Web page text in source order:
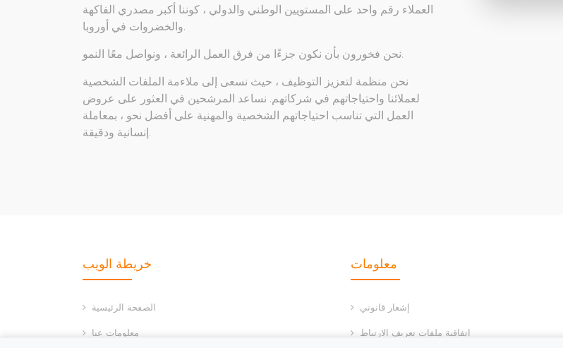
العملاء رقم واحد على المستويين الوطني والدولي ، كوننا أكبر مصدري الفاكهة
والخضروات في أوروبا.
نحن فخورون بأن نكون جزءًا من فرق العمل الرائعة ، ونواصل معًا النمو.
نحن منظمة لتعزيز التوظيف ، حيث نسعى إلى ملاءمة الملفات الشخصية
لعملائنا واحتياجاتهم في شركاتهم. نساعد المرشحين في العثور على عروض
العمل التي تناسب احتياجاتهم الشخصية والمهنية على أفضل نحو ، بمعاملة
إنسانية ودقيقة.
خريطة الويب
الصفحة الرئيسية
معلومات عنا
معلومات
إشعار قانوني
اتفاقية ملفات تعريف الارتباط